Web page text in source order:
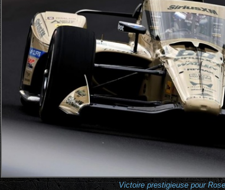
Victoire prestigieuse pour